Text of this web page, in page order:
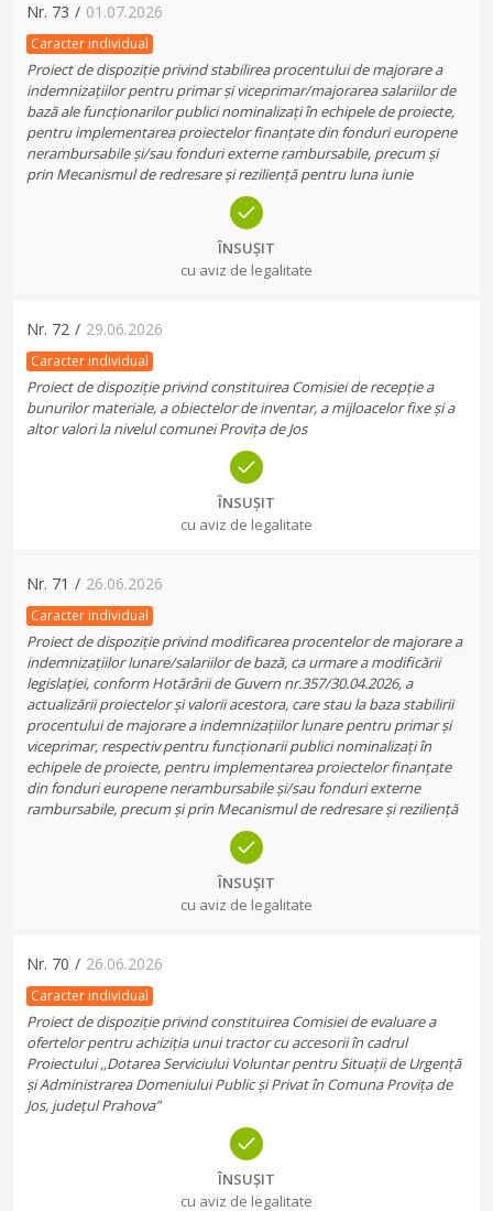
Nr. 73 / 01.07.2026
Caracter individual
Proiect de dispoziție privind stabilirea procentului de majorare a
indemnizațiilor pentru primar și viceprimar/majorarea salariilor de
bază ale funcționarilor publici nominalizați în echipele de proiecte,
pentru implementarea proiectelor finanțate din fonduri europene
nerambursabile și/sau fonduri externe rambursabile, precum și
prin Mecanismul de redresare și reziliență pentru luna iunie
ÎNSUȘIT
cu aviz de legalitate
Nr. 72 / 29.06.2026
Caracter individual
Proiect de dispoziție privind constituirea Comisiei de recepție a
bunurilor materiale, a obiectelor de inventar, a mijloacelor fixe și a
altor valori la nivelul comunei Provița de Jos
ÎNSUȘIT
cu aviz de legalitate
Nr. 71 / 26.06.2026
Caracter individual
Proiect de dispoziție privind modificarea procentelor de majorare a
indemnizațiilor lunare/salariilor de bază, ca urmare a modificării
legislației, conform Hotărârii de Guvern nr.357/30.04.2026, a
actualizării proiectelor și valorii acestora, care stau la baza stabilirii
procentului de majorare a indemnizațiilor lunare pentru primar și
viceprimar, respectiv pentru funcționarii publici nominalizați în
echipele de proiecte, pentru implementarea proiectelor finanțate
din fonduri europene nerambursabile și/sau fonduri externe
rambursabile, precum și prin Mecanismul de redresare și reziliență
ÎNSUȘIT
cu aviz de legalitate
Nr. 70 / 26.06.2026
Caracter individual
Proiect de dispoziție privind constituirea Comisiei de evaluare a
ofertelor pentru achiziția unui tractor cu accesorii în cadrul
Proiectului ,,Dotarea Serviciului Voluntar pentru Situații de Urgență
și Administrarea Domeniului Public și Privat în Comuna Provița de
Jos, județul Prahova”
ÎNSUȘIT
cu aviz de legalitate